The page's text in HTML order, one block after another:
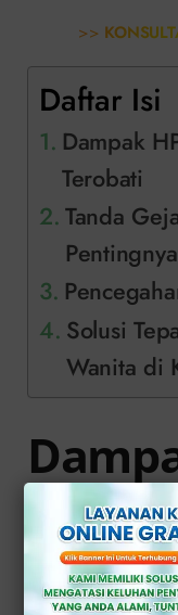
>>
Daftar Isi
Dampak
Terobati
Tanda
Solusi
Wanita di
yang